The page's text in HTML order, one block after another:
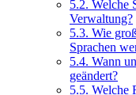
5.2. Welche
Verwaltung?
5.3. Wie
Sprachen
5.4. Wann
geändert?
5.5. Welche